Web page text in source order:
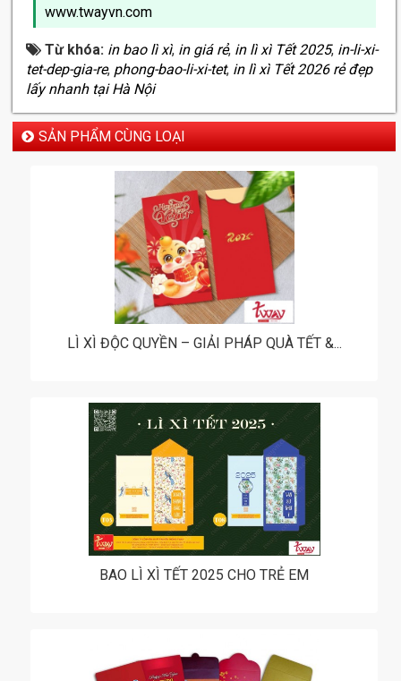
www.twayvn.com
Từ khóa: in bao lì xì, in giá rẻ, in lì xì Tết 2025, in-li-xi-
tet-dep-gia-re, phong-bao-li-xi-tet, in lì xì Tết 2026 rẻ đẹp
lấy nhanh tại Hà Nội
SẢN PHẨM CÙNG LOẠI
LÌ XÌ ĐỘC QUYỀN – GIẢI PHÁP QUÀ TẾT &...
BAO LÌ XÌ TẾT 2025 CHO TRẺ EM